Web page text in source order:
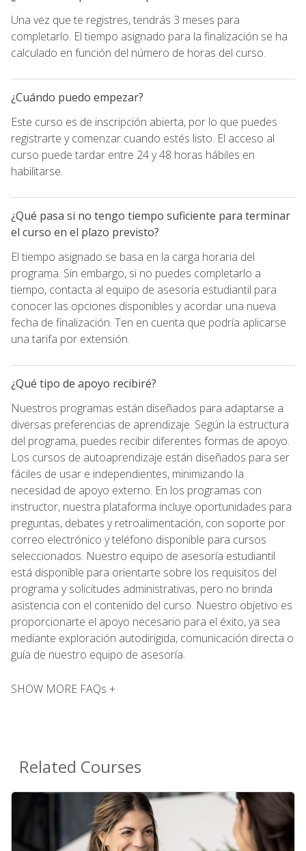
Una vez que te registres, tendrás 3 meses para
completarlo. El tiempo asignado para la finalización se ha
calculado en función del número de horas del curso.
¿Cuándo puedo empezar?
Este curso es de inscripción abierta, por lo que puedes
registrarte y comenzar cuando estés listo. El acceso al
curso puede tardar entre 24 y 48 horas hábiles en
habilitarse.
¿Qué pasa si no tengo tiempo suficiente para terminar
el curso en el plazo previsto?
El tiempo asignado se basa en la carga horaria del
programa. Sin embargo, si no puedes completarlo a
tiempo, contacta al equipo de asesoría estudiantil para
conocer las opciones disponibles y acordar una nueva
fecha de finalización. Ten en cuenta que podría aplicarse
una tarifa por extensión.
¿Qué tipo de apoyo recibiré?
Nuestros programas están diseñados para adaptarse a
diversas preferencias de aprendizaje. Según la estructura
del programa, puedes recibir diferentes formas de apoyo.
Los cursos de autoaprendizaje están diseñados para ser
fáciles de usar e independientes, minimizando la
necesidad de apoyo externo. En los programas con
instructor, nuestra plataforma incluye oportunidades para
preguntas, debates y retroalimentación, con soporte por
correo electrónico y teléfono disponible para cursos
seleccionados. Nuestro equipo de asesoría estudiantil
está disponible para orientarte sobre los requisitos del
programa y solicitudes administrativas, pero no brinda
asistencia con el contenido del curso. Nuestro objetivo es
proporcionarte el apoyo necesario para el éxito, ya sea
mediante exploración autodirigida, comunicación directa o
guía de nuestro equipo de asesoría.
SHOW MORE FAQs +
Related Courses